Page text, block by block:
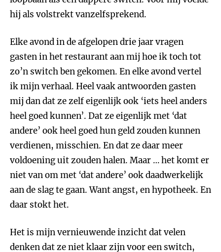
hij als volstrekt vanzelfsprekend.
Elke avond in de afgelopen drie jaar vragen
gasten in het restaurant aan mij hoe ik toch tot
zo’n switch ben gekomen. En elke avond vertel
ik mijn verhaal. Heel vaak antwoorden gasten
mij dan dat ze zelf eigenlijk ook ‘iets heel anders
heel goed kunnen’. Dat ze eigenlijk met ‘dat
andere’ ook heel goed hun geld zouden kunnen
verdienen, misschien. En dat ze daar meer
voldoening uit zouden halen. Maar … het komt er
niet van om met ‘dat andere’ ook daadwerkelijk
aan de slag te gaan. Want angst, en hypotheek. En
daar stokt het.
Het is mijn vernieuwende inzicht dat velen
denken dat ze niet klaar zijn voor een switch,